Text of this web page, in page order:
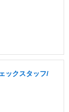
ックスタッフ/